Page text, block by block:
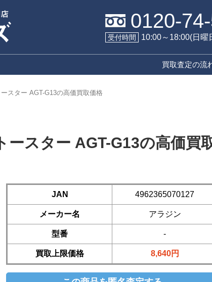
0120-
受付時間 10:00～18:00(日曜
買取査定の流
スター AGT-G13の高価買取価格
ースター AGT-G13の高価買
JAN 4962365070127
メーカー名 アラジン
型番 -
買取上限価格 8,640円